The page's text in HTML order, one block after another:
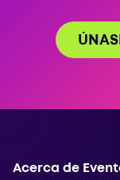
Acerca de